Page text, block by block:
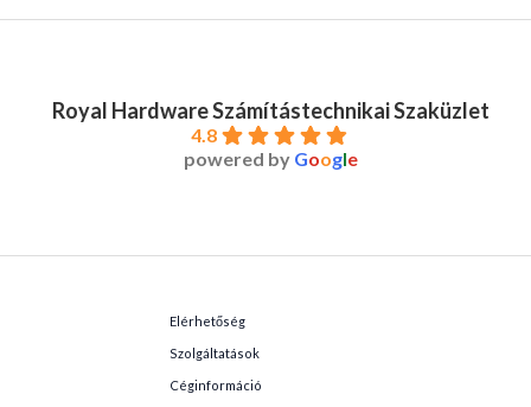
Royal Hardware Számítástechnikai Szaküzlet
4.8
powered by Google
Elérhetőség
Szolgáltatások
Céginformáció